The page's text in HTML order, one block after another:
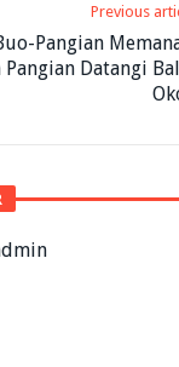
Previous
Pangian
Pangian Datangi